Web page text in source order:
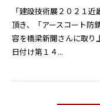
「建設技術展２０２１
頂き、「アースコート防
容を橋梁新聞さんに取り
日付け第１４...